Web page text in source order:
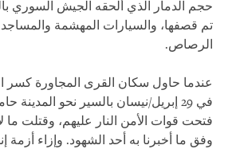
حجم الدمار الذي ألحقه الجيش السوري
تم قصفها، والسيارات المهشمة والمساجد
الرصاص.
عندما حاول سكان القرى المجاورة كسر
في 29 إبريل/نيسان بالسير نحو المدينة
وفق ما أخبرنا به أحد الشهود. وإزاء أزمة